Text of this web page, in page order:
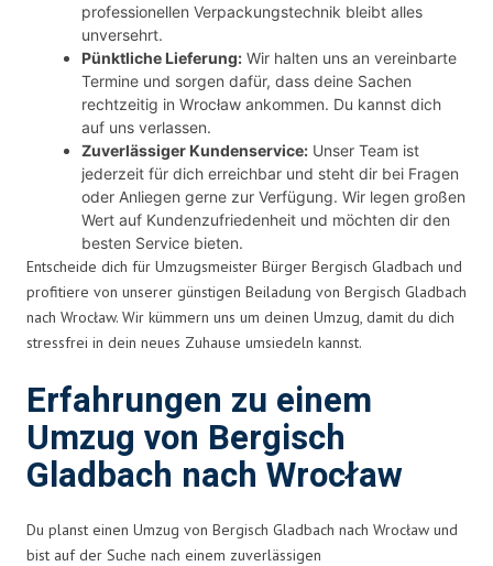
professionellen Verpackungstechnik bleibt alles
unversehrt.
Pünktliche Lieferung: Wir halten uns an vereinbarte
Termine und sorgen dafür, dass deine Sachen
rechtzeitig in Wrocław ankommen. Du kannst dich
auf uns verlassen.
Zuverlässiger Kundenservice: Unser Team ist
jederzeit für dich erreichbar und steht dir bei Fragen
oder Anliegen gerne zur Verfügung. Wir legen großen
Wert auf Kundenzufriedenheit und möchten dir den
besten Service bieten.
Entscheide dich für Umzugsmeister Bürger Bergisch Gladbach und
profitiere von unserer günstigen Beiladung von Bergisch Gladbach
nach Wrocław. Wir kümmern uns um deinen Umzug, damit du dich
stressfrei in dein neues Zuhause umsiedeln kannst.
Erfahrungen zu einem
Umzug von Bergisch
Gladbach nach Wrocław
Du planst einen Umzug von Bergisch Gladbach nach Wrocław und
bist auf der Suche nach einem zuverlässigen